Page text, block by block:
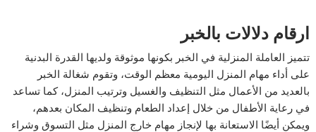
ارقام دلالات بالخبر
تتميز العاملة المنزلية في الخبر بكونها موثوقة ولديها القدرة البدنية
على أداء مهام المنزل اليومية معظم الوقت، وتقوم شغالة الخبر
بالعديد من الأعمال مثل التنظيف والغسيل وترتيب المنزل، كما تساعد
في رعاية الأطفال من خلال إعداد الطعام وتنظيف المكان بعدهم،
ويمكن أيضًا الاستعانة بها لإنجاز مهام خارج المنزل مثل التسوق وشراء